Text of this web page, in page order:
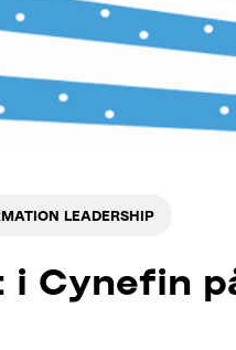
LEADERSHIP
Cynefin